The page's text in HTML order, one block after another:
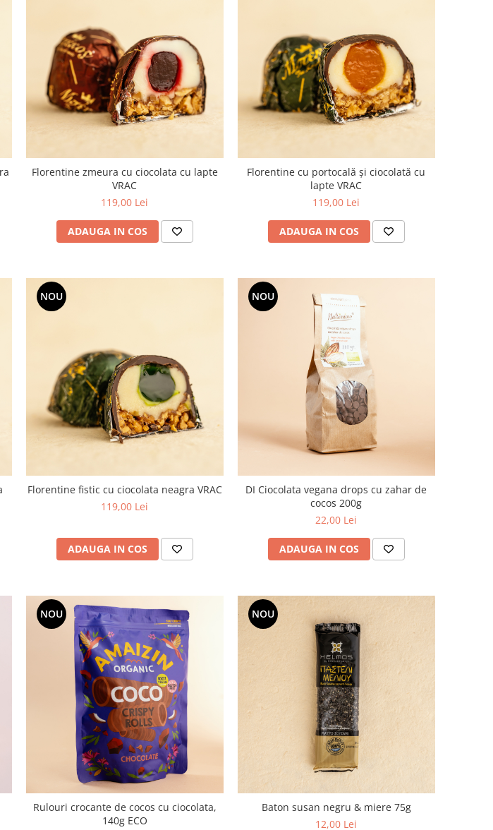
Florentine zmeura cu ciocolata cu lapte
VRAC
119,00 Lei
ADAUGA IN COS
Florentine cu portocală și ciocolată cu
lapte VRAC
119,00 Lei
ADAUGA IN COS
NOU
Florentine fistic cu ciocolata neagra VRAC
119,00 Lei
ADAUGA IN COS
NOU
DI Ciocolata vegana drops cu zahar de
cocos 200g
22,00 Lei
ADAUGA IN COS
NOU
Rulouri crocante de cocos cu ciocolata,
140g ECO
NOU
Baton susan negru & miere 75g
12,00 Lei